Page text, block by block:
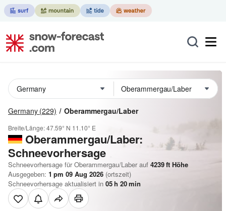
Germany (229) Oberammergau/Laber
Breite/Länge:47.59° N 11.10° E
Oberammergau/Laber:
Schneevorhersage
Schneevorhersage für Oberammergau/Laber auf 4239ft Höhe
Ausgegeben: 1 pm 09 Aug 2026 (ortszeit)
Schneevorhersage aktualisiert in 05h 20min